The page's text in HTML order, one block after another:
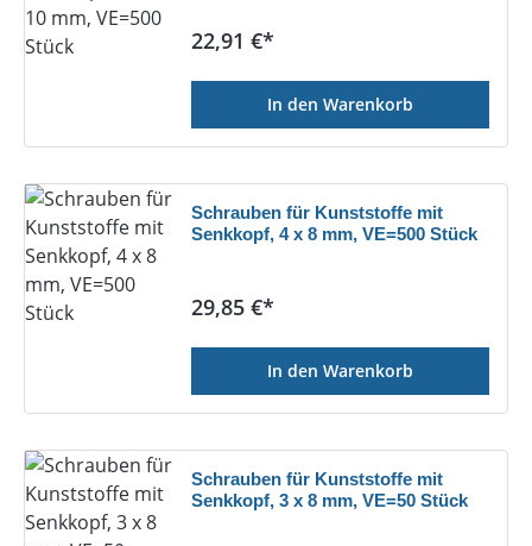
Regulärer Preis:
22,91 €*
In den Warenkorb
Schrauben für Kunststoffe mit
Senkkopf, 4 x 8 mm, VE=500 Stück
Regulärer Preis:
29,85 €*
In den Warenkorb
Schrauben für Kunststoffe mit
Senkkopf, 3 x 8 mm, VE=50 Stück